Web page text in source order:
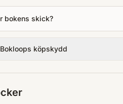
bokens skick?
köpskydd